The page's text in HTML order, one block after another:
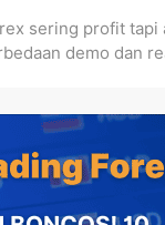
sering profit tapi
demo dan